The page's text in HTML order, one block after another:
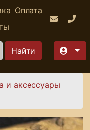
Оплата
и аксессуары